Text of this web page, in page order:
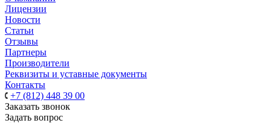
Лицензии
Новости
Статьи
Отзывы
Партнеры
Производители
Реквизиты и уставные документы
Контакты
+7 (812) 448 39 00
Заказать звонок
Задать вопрос